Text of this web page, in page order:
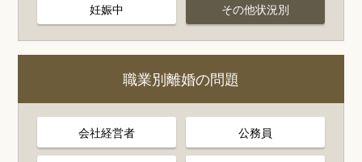
妊娠中 その他状況別
職業別離婚の問題
会社経営者 公務員